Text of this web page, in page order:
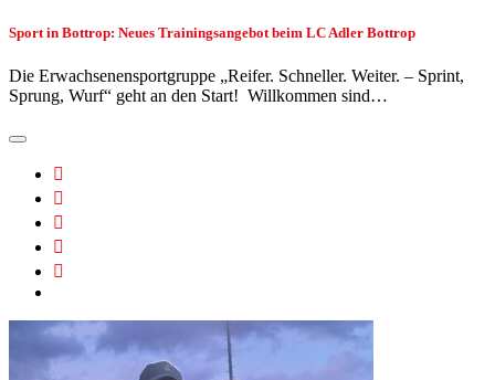
Sport in Bottrop: Neues Trainingsangebot beim LC Adler Bottrop
Die Erwachsenensportgruppe „Reifer. Schneller. Weiter. – Sprint,
Sprung, Wurf“ geht an den Start! Willkommen sind…